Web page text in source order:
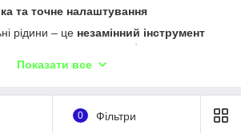
та точне налаштування
рідини – це незамінний інструмент
дизельних форсунок
імітувати роботу дизельного
типи тестових рідин:
відповідаютьокремим
Показати все
0 Фільтри